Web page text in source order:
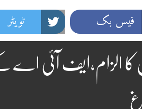
فیس بک ٹویٹر